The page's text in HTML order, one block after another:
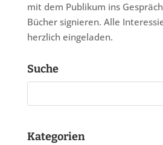
mit dem Publikum ins
Bücher signieren. Alle
herzlich eingeladen.
Suche
Kategorien